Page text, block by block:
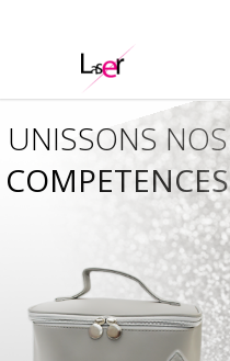
COMPETENCES
UNISSONS NOS